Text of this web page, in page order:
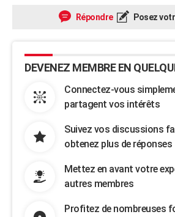
Répondre Posez
DEVENEZ MEMBRE EN
Connectez-vous
partagent vos intérêts
Suivez vos discussions
obtenez plus de réponses
Mettez en avant votre
autres membres
Profitez de nombreuses